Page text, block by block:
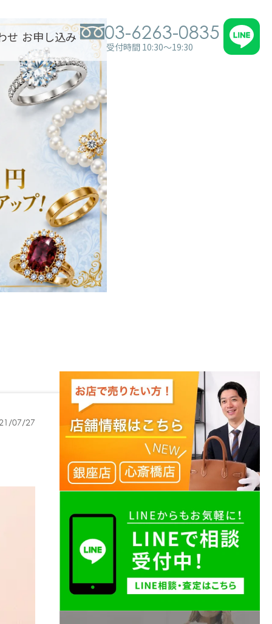
せ お申し込み 03-6263-0835
受付時間 10:30～19:30
07/27